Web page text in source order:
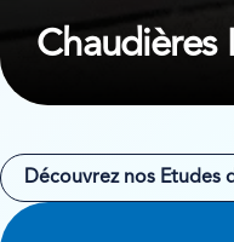
Chaudières
Découvrez nos Etudes